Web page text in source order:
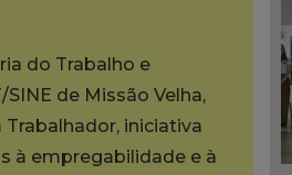
do Trabalho e
de Missão Velha,
Trabalhador, iniciativa
à empregabilidade e à